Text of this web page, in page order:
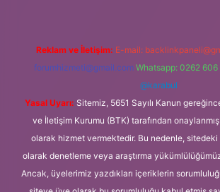
Reklam ve İletişim: E-mail:
forumhizmeti@gmail.com Whatsapp: 0262 606
@karabul
Yasal Uyarı: Sitemiz, 5651 Sayılı Kanun
ve İletişim Kurumu (BTK) tarafından onaylanmış
olarak hizmet vermektedir. Bu nedenle,
olarak denetleme veya araştırma
Ancak, üyelerimiz yazdıkları içeriklerin